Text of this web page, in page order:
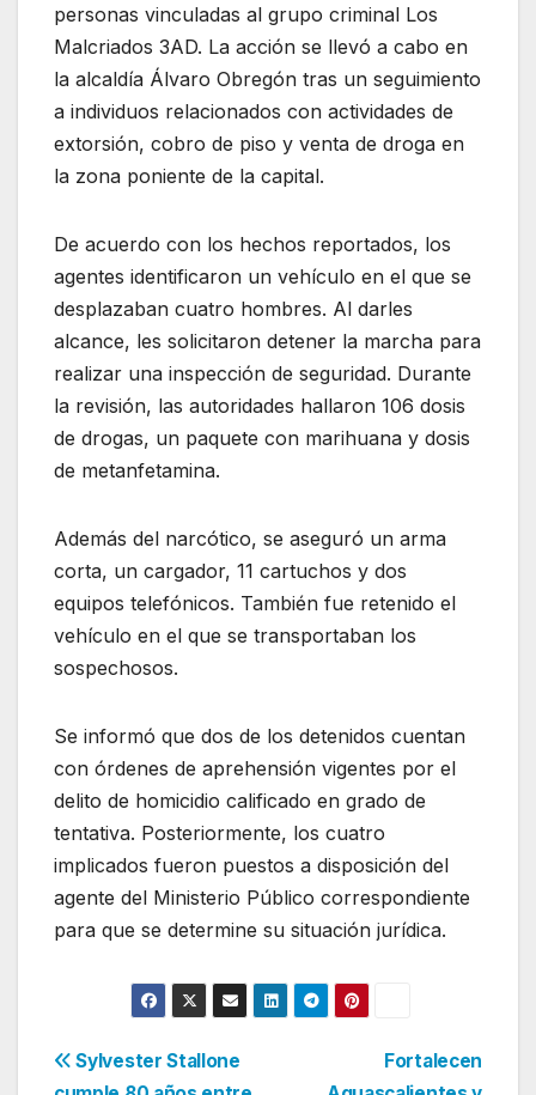
personas vinculadas al grupo criminal Los
Malcriados 3AD. La acción se llevó a cabo en
la alcaldía Álvaro Obregón tras un seguimiento
a individuos relacionados con actividades de
extorsión, cobro de piso y venta de droga en
la zona poniente de la capital.
De acuerdo con los hechos reportados, los
agentes identificaron un vehículo en el que se
desplazaban cuatro hombres. Al darles
alcance, les solicitaron detener la marcha para
realizar una inspección de seguridad. Durante
la revisión, las autoridades hallaron 106 dosis
de drogas, un paquete con marihuana y dosis
de metanfetamina.
Además del narcótico, se aseguró un arma
corta, un cargador, 11 cartuchos y dos
equipos telefónicos. También fue retenido el
vehículo en el que se transportaban los
sospechosos.
Se informó que dos de los detenidos cuentan
con órdenes de aprehensión vigentes por el
delito de homicidio calificado en grado de
tentativa. Posteriormente, los cuatro
implicados fueron puestos a disposición del
agente del Ministerio Público correspondiente
para que se determine su situación jurídica.
Navegación
Fortalecen
Sylvester Stallone